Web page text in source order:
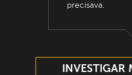
precisava.
INVESTIGAR